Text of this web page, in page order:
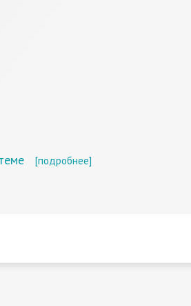
[подробнее]